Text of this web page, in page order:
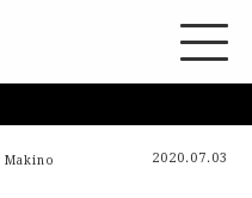
Makino 2020.07.03